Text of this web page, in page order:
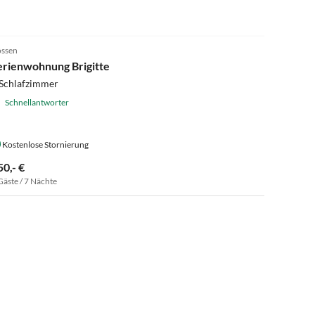
Brigitte
Schnellantworter
Kostenlose Stornierung
€
/ 7 Nächte